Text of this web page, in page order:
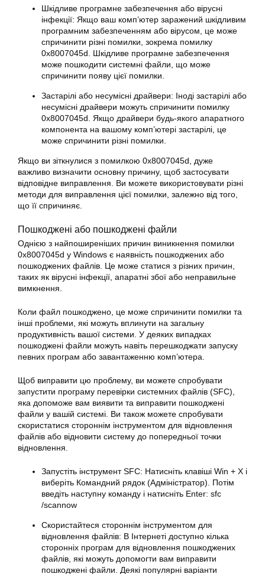
Шкідливе програмне забезпечення або вірусні
інфекції: Якщо ваш комп’ютер заражений шкідливим
програмним забезпеченням або вірусом, це може
спричинити різні помилки, зокрема помилку
0x8007045d. Шкідливе програмне забезпечення
може пошкодити системні файли, що може
спричинити появу цієї помилки.
Застарілі або несумісні драйвери: Іноді застарілі або
несумісні драйвери можуть спричинити помилку
0x8007045d. Якщо драйвери будь-якого апаратного
компонента на вашому комп’ютері застарілі, це
може спричинити різні помилки.
Якщо ви зіткнулися з помилкою 0x8007045d, дуже
важливо визначити основну причину, щоб застосувати
відповідне виправлення. Ви можете використовувати різні
методи для виправлення цієї помилки, залежно від того,
що її спричиняє.
Пошкоджені або пошкоджені файли
Однією з найпоширеніших причин виникнення помилки
0x8007045d у Windows є наявність пошкоджених або
пошкоджених файлів. Це може статися з різних причин,
таких як вірусні інфекції, апаратні збої або неправильне
вимкнення.
Коли файл пошкоджено, це може спричинити помилки та
інші проблеми, які можуть вплинути на загальну
продуктивність вашої системи. У деяких випадках
пошкоджені файли можуть навіть перешкоджати запуску
певних програм або завантаженню комп’ютера.
Щоб виправити цю проблему, ви можете спробувати
запустити програму перевірки системних файлів (SFC),
яка допоможе вам виявити та виправити пошкоджені
файли у вашій системі. Ви також можете спробувати
скористатися стороннім інструментом для відновлення
файлів або відновити систему до попередньої точки
відновлення.
Запустіть інструмент SFC: Натисніть клавіші Win + X і
виберіть Командний рядок (Адміністратор). Потім
введіть наступну команду і натисніть Enter: sfc
/scannow
Скористайтеся стороннім інструментом для
відновлення файлів: В Інтернеті доступно кілька
сторонніх програм для відновлення пошкоджених
файлів, які можуть допомогти вам виправити
пошкоджені файли. Деякі популярні варіанти